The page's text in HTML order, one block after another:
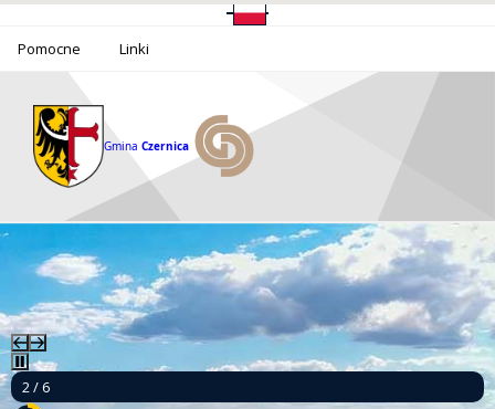
Pomocne Linki
Gmina Czernica
2 / 6